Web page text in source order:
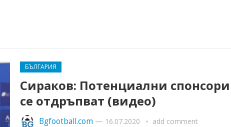
БЪЛГАРИЯ
Сираков: Потенциални спонсори
се отдръпват (видео)
Bgfootball.com — 16.07.2020 add comment